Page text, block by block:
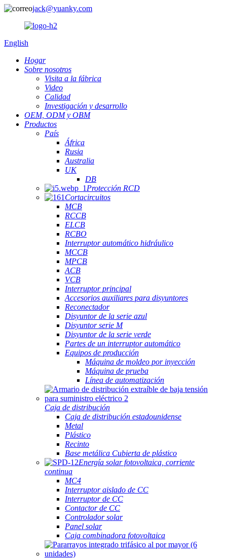
jack@yuanky.com
English
Hogar
Sobre nosotros
Visita a la fábrica
Video
Calidad
Investigación y desarrollo
OEM, ODM y OBM
Productos
País
África
Rusia
Australia
UK
DB
Protección RCD
Cortacircuitos
MCB
RCCB
ELCB
RCBO
Interruptor automático hidráulico
MCCB
MPCB
ACB
VCB
Interruptor principal
Accesorios auxiliares para disyuntores
Reconectador
Disyuntor de la serie azul
Disyuntor serie M
Disyuntor de la serie verde
Partes de un interruptor automático
Equipos de producción
Máquina de moldeo por inyección
Máquina de prueba
Línea de automatización
Caja de distribución
Caja de distribución estadounidense
Metal
Plástico
Recinto
Base metálica Cubierta de plástico
Energía solar fotovoltaica, corriente
continua
MC4
Interruptor aislado de CC
Interruptor de CC
Contactor de CC
Controlador solar
Panel solar
Caja combinadora fotovoltaica